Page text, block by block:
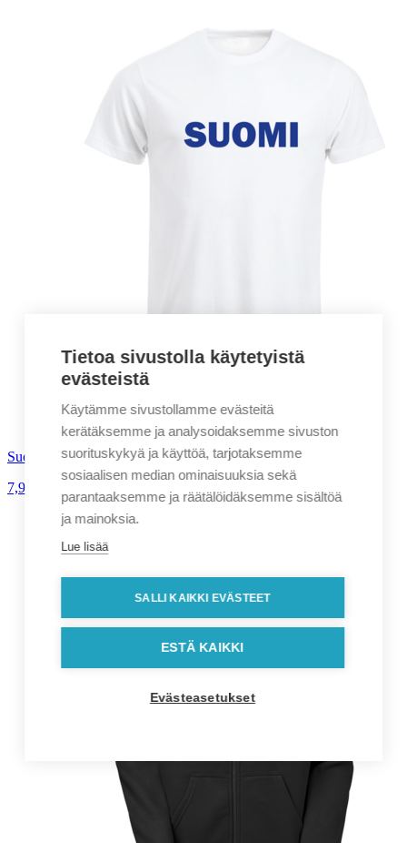
Suomi t-paita
7,90
Tietoa sivustolla käytetyistä
evästeistä
Käytämme sivustollamme evästeitä
kerätäksemme ja analysoidaksemme sivuston
suorituskykyä ja käyttöä, tarjotaksemme
sosiaalisen median ominaisuuksia sekä
parantaaksemme ja räätälöidäksemme sisältöä
ja mainoksia.
Lue lisää
SALLI KAIKKI EVÄSTEET
ESTÄ KAIKKI
Evästeasetukset